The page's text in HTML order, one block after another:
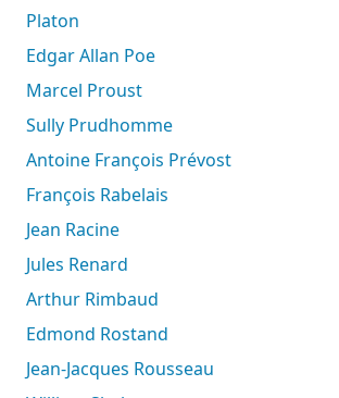
Platon
Edgar Allan Poe
Marcel Proust
Sully Prudhomme
Antoine François Prévost
François Rabelais
Jean Racine
Jules Renard
Arthur Rimbaud
Edmond Rostand
Jean-Jacques Rousseau